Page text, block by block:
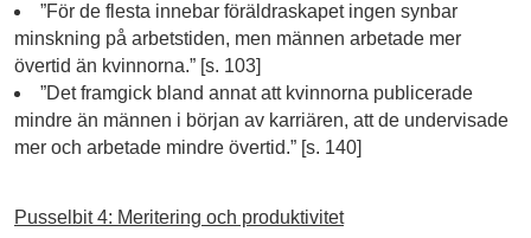
”För de flesta innebar föräldraskapet ingen synbar
minskning på arbetstiden, men männen arbetade mer
övertid än kvinnorna.” [s. 103]
”Det framgick bland annat att kvinnorna publicerade
mindre än männen i början av karriären, att de undervisade
mer och arbetade mindre övertid.” [s. 140]
Pusselbit 4: Meritering och produktivitet